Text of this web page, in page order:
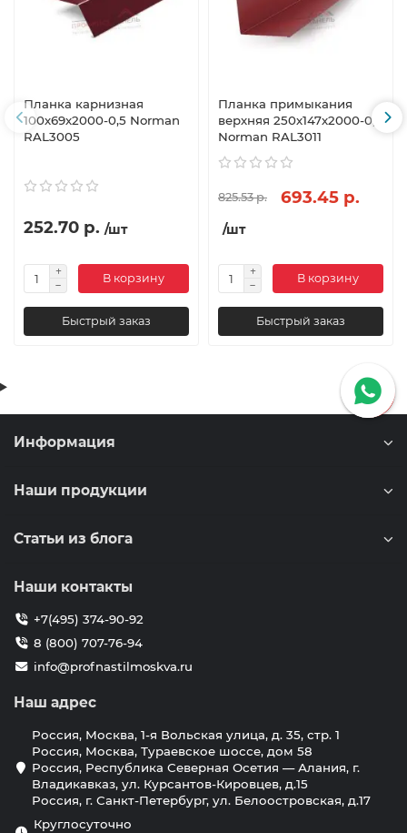
Планка карнизная
100х69х2000-0,5 Norman
RAL3005
252.70 р. /шт
В корзину
Быстрый заказ
Планка примыкания
верхняя 250х147х2000-0,5
Norman RAL3011
825.53 р. 693.45 р.
/шт
В корзину
Быстрый заказ
Информация
Наши продукции
Статьи из блога
Наши контакты
+7(495) 374-90-92
8 (800) 707-76-94
info@profnastilmoskva.ru
Наш адрес
Россия, Москва, 1-я Вольская улица, д. 35, стр. 1
Россия, Москва, Тураевское шоссе, дом 58
Россия, Республика Северная Осетия — Алания, г.
Владикавказ, ул. Курсантов-Кировцев, д.15
Россия, г. Санкт-Петербург, ул. Белоостровская, д.17
Круглосуточно